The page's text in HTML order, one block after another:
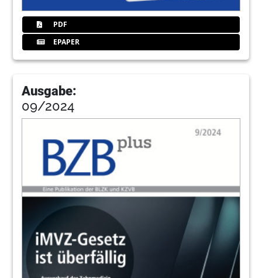
PDF
EPAPER
Ausgabe:
09/2024